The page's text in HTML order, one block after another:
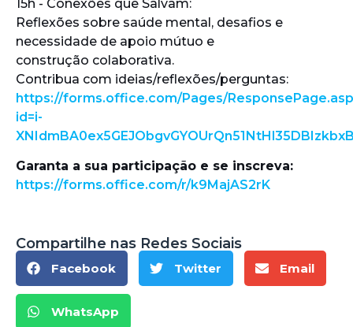
15h - Conexões que Salvam:
Reflexões sobre saúde mental, desafios e
necessidade de apoio mútuo e
construção colaborativa.
Contribua com ideias/reflexões/perguntas:
https://forms.office.com/Pages/
id=i-
Garanta a sua participação e se inscreva:
https://forms.office.com/r/k9MajAS2rK
Compartilhe nas Redes Sociais
Facebook Twitter Email
WhatsApp